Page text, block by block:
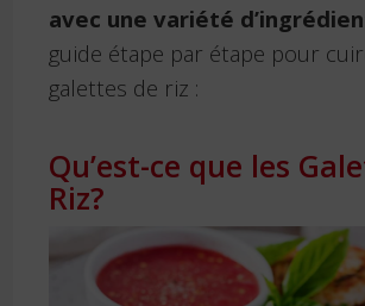
avec une variété
guide étape par étape pour
galettes de riz :
Qu’est-ce que les
Riz?